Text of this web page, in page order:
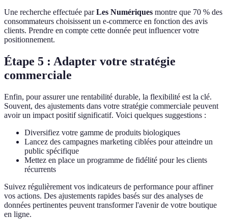
Une recherche effectuée parLes Numériques montre que 70 % des
consommateurs choisissent un e-commerce en fonction des avis
clients. Prendre en compte cette donnée peut influencer votre
positionnement.
Étape 5 : Adapter votre stratégie
commerciale
Enfin, pour assurer une rentabilité durable, la flexibilité est la clé.
Souvent, des ajustements dans votre stratégie commerciale peuvent
avoir un impact positif significatif. Voici quelques suggestions :
Diversifiez votre gamme de produits biologiques
Lancez des campagnes marketing ciblées pour atteindre un
public spécifique
Mettez en place un programme de fidélité pour les clients
récurrents
Suivez régulièrement vos indicateurs de performance pour affiner
vos actions. Des ajustements rapides basés sur des analyses de
données pertinentes peuvent transformer l'avenir de votre boutique
en ligne.